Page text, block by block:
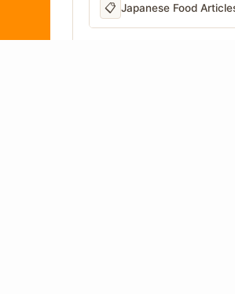
📋 Japanese Food